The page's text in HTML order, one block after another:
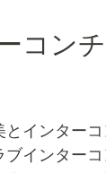
コン
インター
インター